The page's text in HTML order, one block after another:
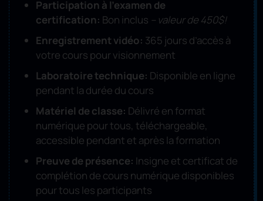
Participation à l’examen de
certification: Bon inclus – valeur de 450$!
Enregistrement vidéo: 365 jours d’accès à
votre cours pour visionnement
Laboratoire technique: Disponible en ligne
pendant la durée du cours
Matériel de classe: Délivré en format
numérique pour tous, téléchargeable,
accessible pendant et après la formation
Preuve de présence: Insigne et certificat de
complétion de cours numérique disponibles
pour tous les participants